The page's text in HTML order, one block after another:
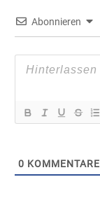
Abonnieren
0 KOMMENTARE